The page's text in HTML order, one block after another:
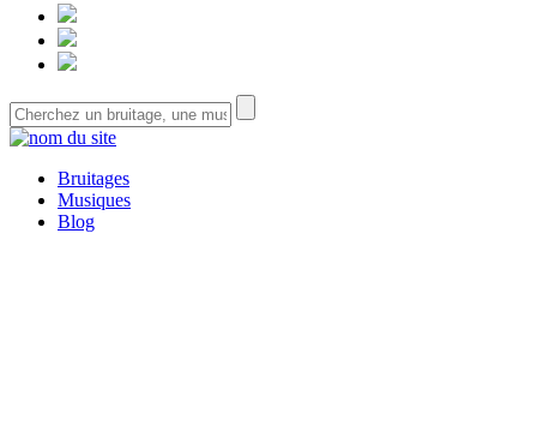
Bruitages
Musiques
Blog